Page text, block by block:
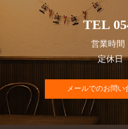
TEL
営業時
定休日
メールでのお問い